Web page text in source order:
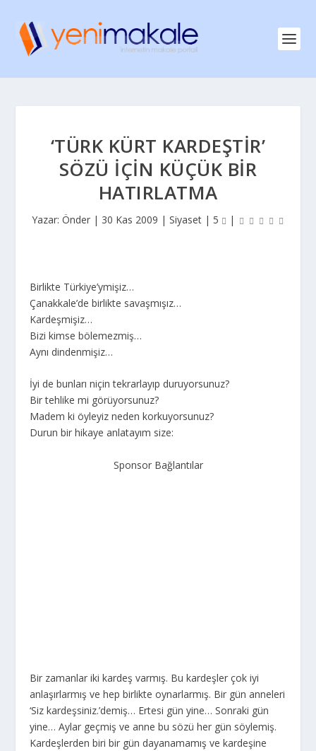
‘TÜRK KÜRT KARDEŞTIR’
SÖZÜ İÇIN KÜÇÜK BIR
HATIRLATMA
Yazar: Önder | 30 Kas 2009 | Siyaset | 5 |
Birlikte Türkiye’ymişiz…
Çanakkale’de birlikte savaşmışız…
Kardeşmişiz…
Bizi kimse bölemezmiş…
Aynı dindenmişiz…
İyi de bunları niçin tekrarlayıp duruyorsunuz?
Bir tehlike mi görüyorsunuz?
Madem ki öyleyiz neden korkuyorsunuz?
Durun bir hikaye anlatayım size:
Sponsor Bağlantılar
Bir zamanlar iki kardeş varmış. Bu kardeşler çok iyi
anlaşırlarmış ve hep birlikte oynarlarmış. Bir gün anneleri
‘Siz kardeşsiniz.’demiş… Ertesi gün yine… Sonraki gün
yine… Aylar geçmiş ve anne bu sözü her gün söylemiş.
Kardeşlerden biri bir gün dayanamamış ve kardeşine